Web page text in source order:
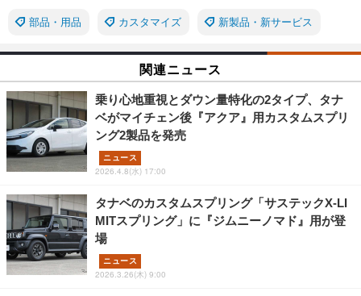
部品・用品 カスタマイズ 新製品・新サービス
関連ニュース
乗り心地重視とダウン量特化の2タイプ、タナ
ベがマイチェン後『アクア』用カスタムスプリ
ング2製品を発売
ニュース
2026.4.8(水) 17:00
タナベのカスタムスプリング「サステックX-LI
MITスプリング」に『ジムニーノマド』用が登
場
ニュース
2026.3.26(木) 9:00